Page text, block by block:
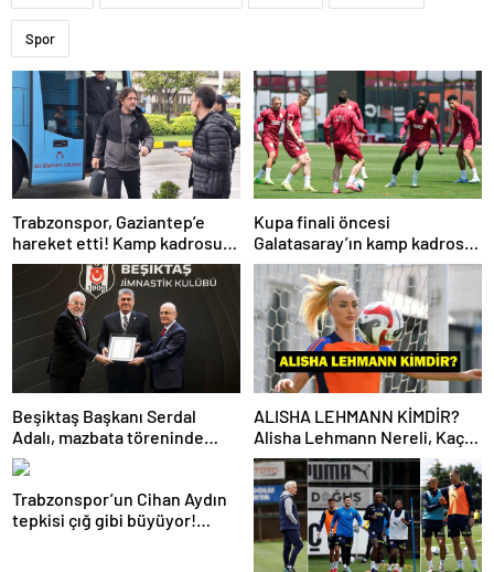
Spor
Trabzonspor, Gaziantep’e
hareket etti! Kamp kadrosu
açıklandı…
Kupa finali öncesi
Galatasaray’ın kamp kadrosu
belli oldu!
Beşiktaş Başkanı Serdal
Adalı, mazbata töreninde
konuştu: Gün istikrar
günüdür
ALISHA LEHMANN KİMDİR?
Alisha Lehmann Nereli, Kaç
Yaşında, Hangi Takımda
Oynuyor?
Trabzonspor’un Cihan Aydın
tepkisi çığ gibi büyüyor!